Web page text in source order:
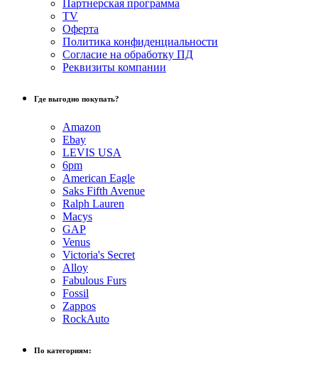
Партнерская программа
TV
Оферта
Политика конфиденциальности
Согласие на обработку ПД
Реквизиты компании
Где выгодно покупать?
Amazon
Ebay
LEVIS USA
6pm
American Eagle
Saks Fifth Avenue
Ralph Lauren
Macys
GAP
Venus
Victoria's Secret
Alloy
Fabulous Furs
Fossil
Zappos
RockAuto
По категориям: